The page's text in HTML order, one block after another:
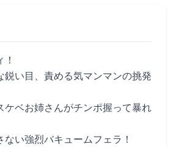
鋭い目、責める気マンマンの挑発
ケベお姉さんがチンポ握って暴れ
い強烈バキュームフェラ！